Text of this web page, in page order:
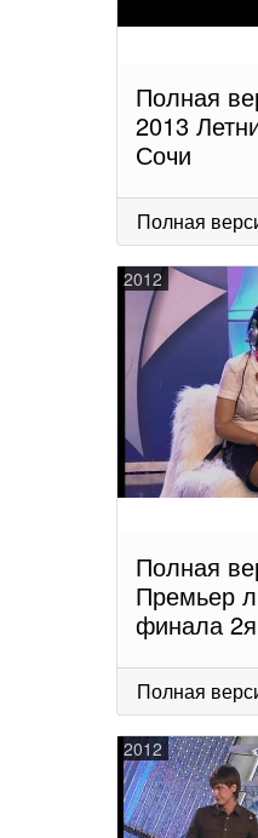
Полная
2013
Сочи
Полная
2012
Полная
Премьер
финала
Полная
2012